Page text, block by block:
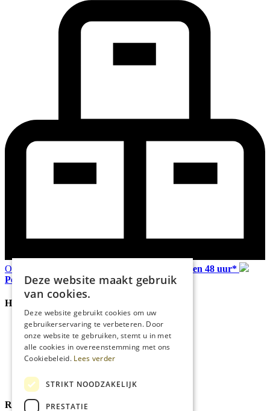
Ophalen in Echt of Weert (L)
binnen 48 uur*
Persoonlijk advies
Handige Links
Home
Klantenservice
Over ons
Blog
Cookies
Reviewmerk
Deze website maakt gebruik
van cookies.
Deze website gebruikt cookies om uw
gebruikerservaring te verbeteren. Door
onze website te gebruiken, stemt u in met
alle cookies in overeenstemming met ons
Cookiebeleid. Lees verder
STRIKT NOODZAKELIJK
PRESTATIE